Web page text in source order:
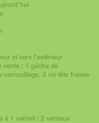
et vers l'extérieur
vente : 1 gâche de
verrouillage, 3 vis tête fraisée
à 1 vantail / 2 vantaux